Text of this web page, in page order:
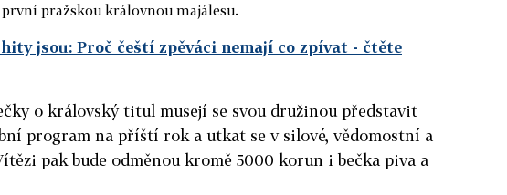
pražskou královnou majálesu.
jsou: Proč čeští zpěváci nemají co zpívat - čtěte
o královský titul musejí se svou družinou představit
program na příští rok a utkat se v silové, vědomostní a
pak bude odměnou kromě 5000 korun i bečka piva a